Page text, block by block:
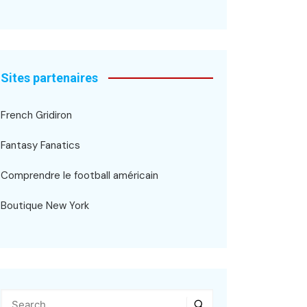
Sites partenaires
French Gridiron
Fantasy Fanatics
Comprendre le football américain
Boutique New York